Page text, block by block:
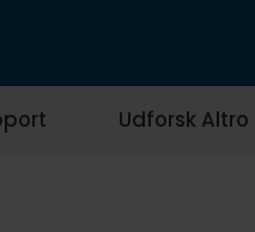
Udforsk Altro